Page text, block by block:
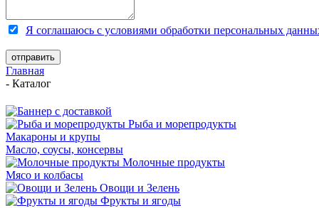
Я соглашаюсь с условиями обработки персональных
Главная
- Каталог
Рыба и морепродукты
Макароны и крупы
Масло, соусы, консервы
Молочные продукты
Мясо и колбасы
Овощи и Зелень
Фрукты и ягоды